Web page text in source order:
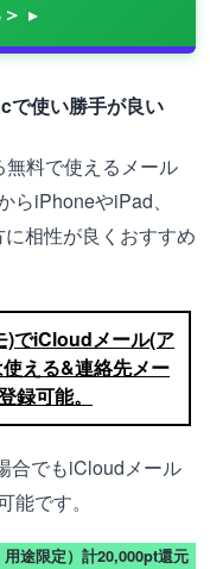
で使い勝手が良い
料で使えるメール
らiPhoneやiPad、
相性が良くおすすめ
)でiCloudメール(ア
える&連絡先メー
録可能。
合でもiCloudメール
です。
途限定）計20,000pt還元